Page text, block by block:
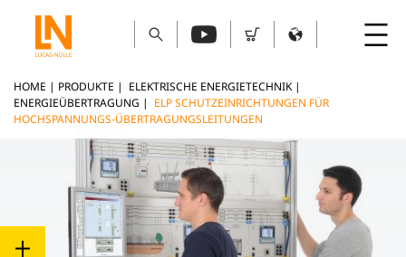
HOME | PRODUKTE | ELEKTRISCHE ENERGIETECHNIK |
ENERGIEÜBERTRAGUNG | ELP SCHUTZEINRICHTUNGEN FÜR
HOCHSPANNUNGS-ÜBERTRAGUNGSLEITUNGEN